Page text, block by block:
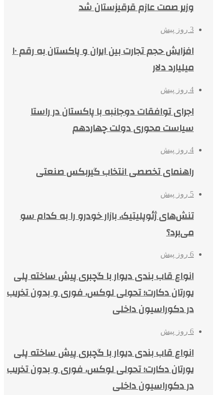
وزیر صمت عازم قرقیزستان شد
3 روز پیش
افزایش حجم تجارت بین ایران و پاکستان به رقم ۱۰
میلیارد دلار
4 روز پیش
اجرای توافقات دوجانبه با پاکستان در راستا
سیاست محوری دولت چهاردهم
4 روز پیش
راهنمای تخصصی انتخاب گیربکس صنعتی
5 روز پیش
تنش‌های ژئوپلیتیک، بازار خودرو را به کدام سو
می‌برد؟
6 روز پیش
انواع قاب بندی دیوار با گچبری پیش ساخته پلی
یورتان دکارت؛ تحولی لوکس، فوری و بدون تخریب
در دکوراسیون داخلی
6 روز پیش
انواع قاب بندی دیوار با گچبری پیش ساخته پلی
یورتان دکارت؛ تحولی لوکس، فوری و بدون تخریب
در دکوراسیون داخلی